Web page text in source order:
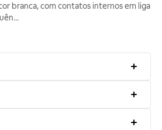
branca, com contatos internos em liga
...